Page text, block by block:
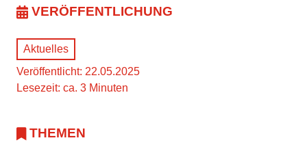
VERÖFFENTLICHUNG
Aktuelles
Veröffentlicht: 22.05.2025
Lesezeit: ca. 3 Minuten
THEMEN